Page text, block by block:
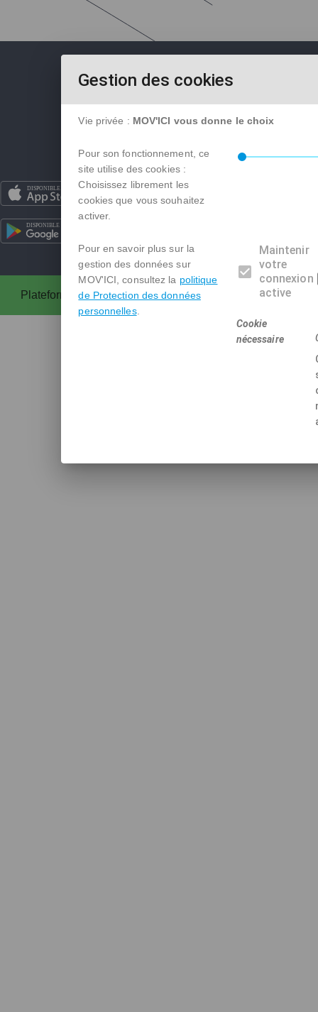
Aides financières
Boite à outils|
Gestion des
Plateforme de covoiturage réalisée en licence libre AGPL
Gestion des cookies
Vie privée : MOV'ICI vous donne le choix
Pour son fonctionnement, ce
site utilise des cookies :
Choisissez librement les
cookies que vous souhaitez
activer.
Pour en savoir plus sur la
gestion des données sur
MOV'ICI, consultez la politique
de Protection des données
personnelles.
Maintenir
votre
connexion
active
Cookie
nécessaire